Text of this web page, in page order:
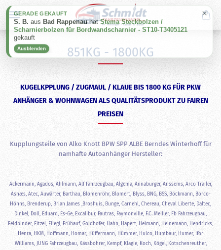
851KG - 1800KG
KUGELKPPLUNG / ZUGMAUL / KLAUE BIS 1800 KG FÜR PKW
ANHÄNGER & WOHNWAGEN ALS QUALITÄTSPRODUKT ZU FAIREN
PREISEN
Kupplungsteile von Alko Knott BPW SPP ALBE Berndes Winterhoff für
namhafte Autoanhänger Hersteller:
Ackermann, Agados, Ahlmann, Alf Fahrzeugbau, Algema, Annaburger, Anssems, Arco Trailer,
Asnæs, Atec, Auwärter, Barthau, Blomenröhr, Blomert, Blyss, BNG, BSS, Böckmann, Borco-
Höhns, Brenderup, Brian James ,Broshuis, Bunge, Carnehl, Chereau, Cheval Liberte, Daltec,
Dinkel, Doll, Eduard, Es-Ge, Excalibur, Fautras, Faymonville, F.C. Meiller, Fb Fahrzeugbau,
Feldbinder, Fitzel, Fliegl, Frühauf, Goldhofer, Hahn, Hapert, Heimann, Heinemann, Hendricks,
Henra, HKM, Hoffmann, Homar, Hüffermann, Hümmer, Hulco, Humbaur, Humer, Ifor
Williams, JUNG Fahrzeugbau, Kässbohrer, Kempf, Klagie, Koch, Kögel, Kotschenreuther,
×
GERADE GEKAUFT
S. B. aus Bad RappenauhatStema Steckbolzen /
Scharnierbolzen für Bordwandscharnier - ST10-T3405121
gekauft
Ausblenden